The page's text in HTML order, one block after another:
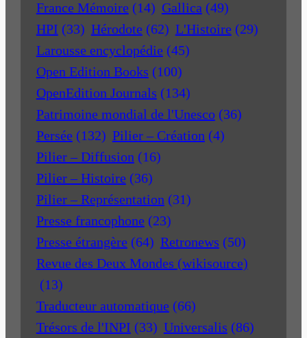
France Mémoire (14) Gallica (49)
HPI (33) Hérodote (62) L'Histoire (29)
Larousse encyclopédie (45)
Open Edition Books (100)
OpenEdition Journals (134)
Patrimoine mondial de l'Unesco (36)
Persée (132) Pilier – Création (4)
Pilier – Diffusion (16)
Pilier – Histoire (36)
Pilier – Représentation (31)
Presse francophone (23)
Presse étrangère (64) Retronews (50)
Revue des Deux Mondes (wikisource)
(13)
Traducteur automatique (66)
Trésors de l'INPI (33) Universalis (86)